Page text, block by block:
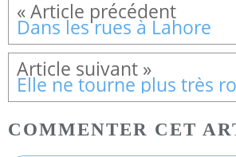
Dans les rues à Lahore
Elle ne tourne plus très
COMMENTER CET